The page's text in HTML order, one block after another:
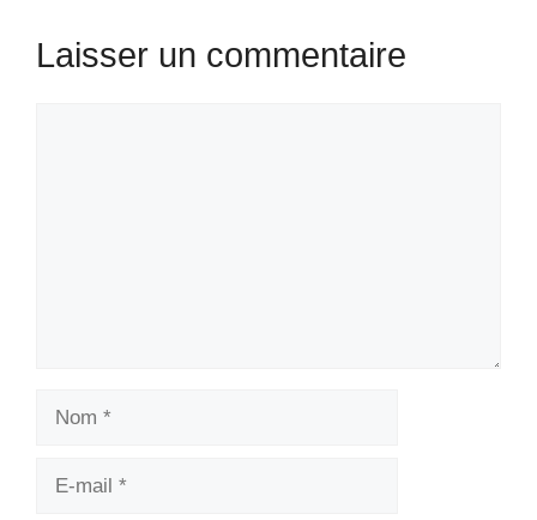
Laisser un commentaire